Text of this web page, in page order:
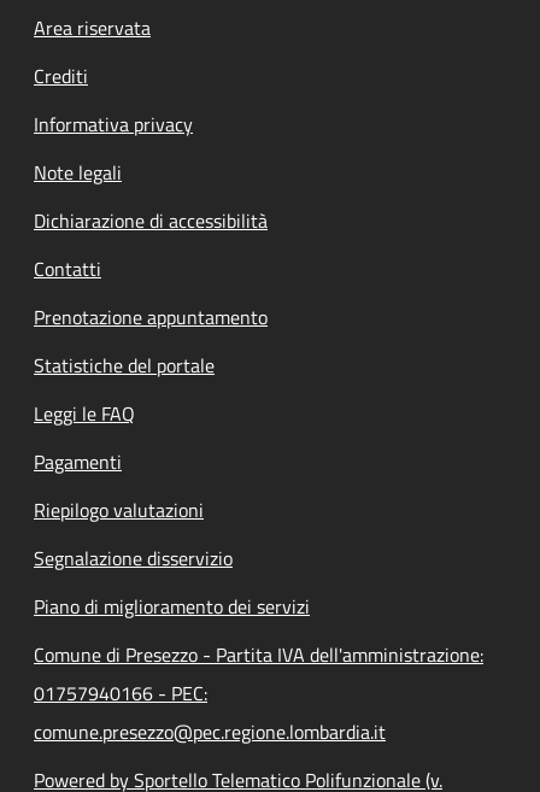
Footer menu
Area riservata
Crediti
Informativa privacy
Note legali
Dichiarazione di accessibilità
Contatti
Prenotazione appuntamento
Statistiche del portale
Leggi le FAQ
Pagamenti
Riepilogo valutazioni
Segnalazione disservizio
Piano di miglioramento dei servizi
Comune di Presezzo - Partita IVA dell'amministrazione:
01757940166 - PEC:
comune.presezzo@pec.regione.lombardia.it
Powered by Sportello Telematico Polifunzionale (v.